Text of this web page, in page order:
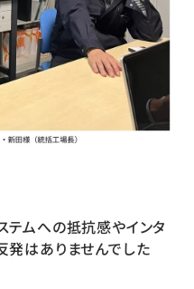
テムへの抵抗感やインタ
発はありませんでした